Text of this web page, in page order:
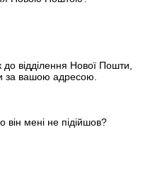
відділення Нової Пошти,
за вашою адресою.
мені не підійшов?